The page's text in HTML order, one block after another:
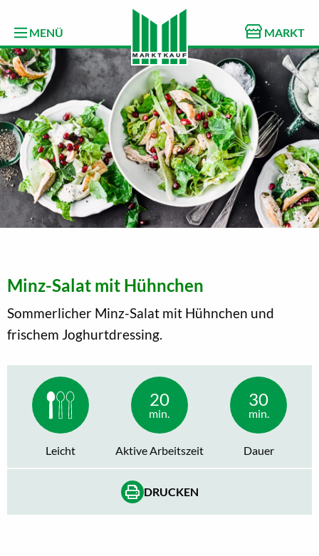
MENÜ MARKT
Minz-Salat mit Hühnchen
Sommerlicher Minz-Salat mit Hühnchen und
frischem Joghurtdressing.
Leicht
20
min.
Aktive Arbeitszeit
30
min.
Dauer
DRUCKEN